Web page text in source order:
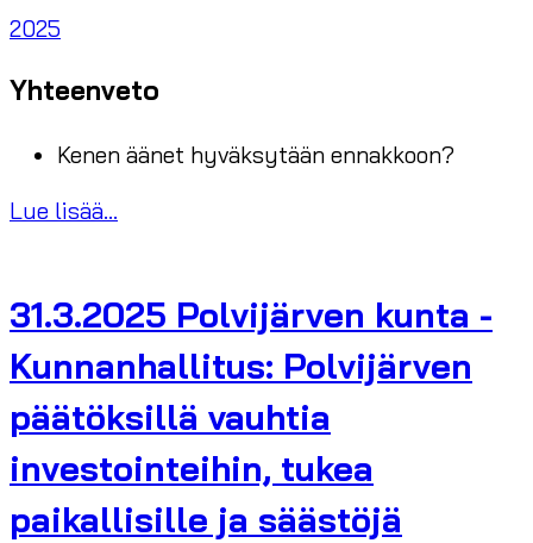
2025
Yhteenveto
Kenen äänet hyväksytään ennakkoon?
Lue lisää...
31.3.2025 Polvijärven kunta -
Kunnanhallitus: Polvijärven
päätöksillä vauhtia
investointeihin, tukea
paikallisille ja säästöjä